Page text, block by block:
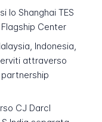
lo Shanghai TES
Center
Indonesia,
attraverso
CJ Darcl